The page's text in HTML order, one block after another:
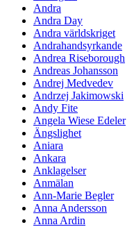
Andra
Andra Day
Andra världskriget
Andrahandsyrkande
Andrea Riseborough
Andreas Johansson
Andrej Medvedev
Andrzej Jakimowski
Andy Fite
Angela Wiese Edeler
Ängslighet
Aniara
Ankara
Anklagelser
Anmälan
Ann-Marie Begler
Anna Andersson
Anna Ardin